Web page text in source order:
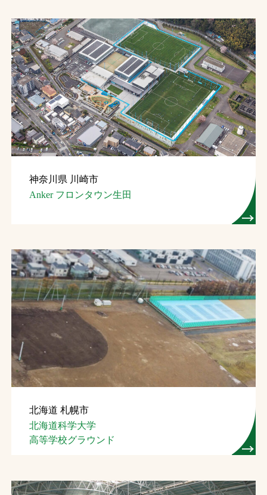
神奈川県 川崎市
Anker フロンタウン生田
北海道 札幌市
北海道科学大学
高等学校グラウンド